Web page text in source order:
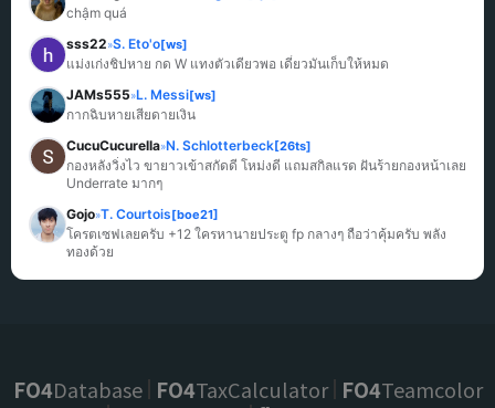
chậm quá
sss22»S. Eto'o[ws]
แม่งเก่งชิปหาย กด W แทงตัวเดียวพอ เดี๋ยวมันเก็บให้หมด
JAMs555»L. Messi[ws]
กากฉิบหายเสียดายเงิน
CucuCucurella»N. Schlotterbeck[26ts]
กองหลังวิ่งไว ขายาวเข้าสกัดดี โหม่งดี แถมสกิลแรด ฝันร้ายกองหน้าเลย
Underrate มากๆ
Gojo»T. Courtois[boe21]
โครตเซฟเลยครับ +12 ใครหานายประตู fp กลางๆ ถือว่าคุ้มครับ พลัง
ทองด้วย
FO4Database FO4TaxCalculator FO4Teamcolor